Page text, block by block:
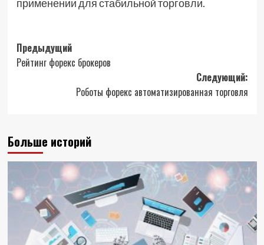
применении для стабильной торговли.
Навигация
записи
Предыдущий
Рейтинг форекс брокеров
Следующий:
Роботы форекс автоматизированная торговля
Больше историй